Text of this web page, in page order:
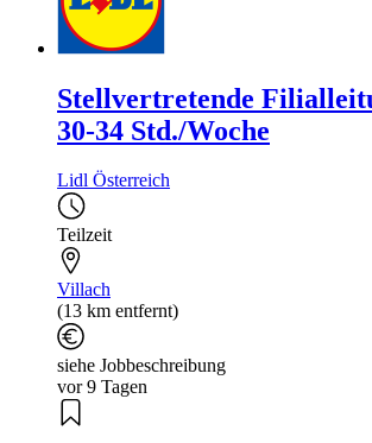
Stellvertretende
30-34 Std./Woche
Lidl Österreich
Teilzeit
Villach
(13 km entfernt)
siehe Jobbeschreibung
vor 9 Tagen